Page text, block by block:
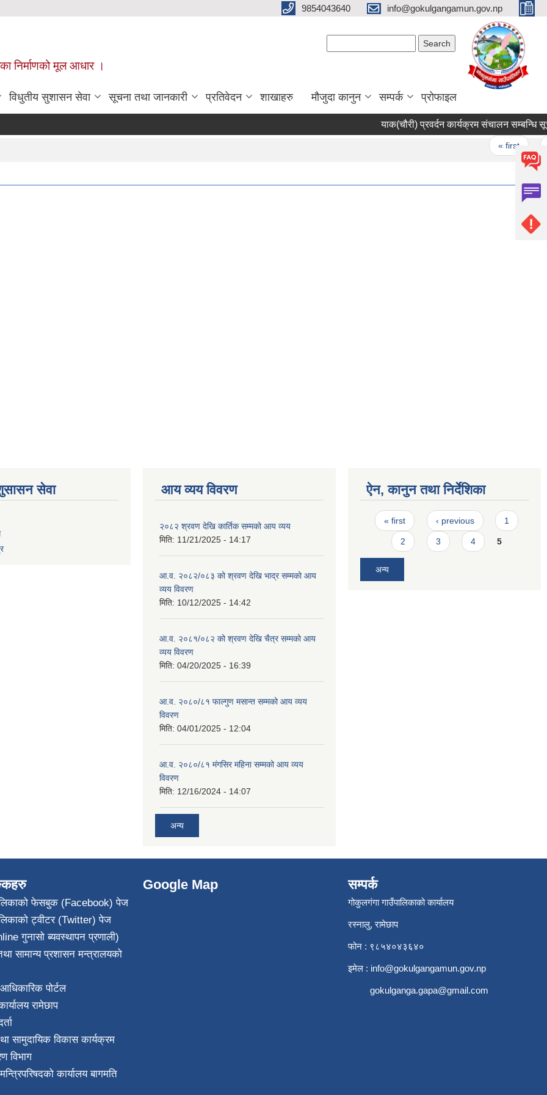
9854043640 info@gokulgangamun.gov.np
निर्माणको मूल आधार ।
विधुतीय सुशासन सेवा सूचना तथा जानकारी प्रतिवेदन शाखाहरु मौजुदा कानुन सम्पर्क प्रोफाइल
याक(चौरी) प्रवर्दन कार्यक्रम संचालन सम्बन्धि
« first
सेवा आय व्यय विवरण
२०८२ श्रवण देखि कार्तिक सम्मको आय व्यय
मिति: 11/21/2025 - 14:17
आ.व. २०८२/०८३ को श्रवण देखि भाद्र सम्मको आय
व्यय विवरण
मिति: 10/12/2025 - 14:42
आ.व. २०८१/०८२ को श्रवण देखि चैत्र सम्मको आय
व्यय विवरण
मिति: 04/20/2025 - 16:39
आ.व. २०८०/८१ फाल्गुण मसान्त सम्मको आय व्यय
विवरण
मिति: 04/01/2025 - 12:04
आ.व. २०८०/८१ मंगसिर महिना सम्मको आय व्यय
विवरण
मिति: 12/16/2024 - 14:07
अन्य
ऐन, कानुन तथा निर्देशिका
Pages
« first ‹ previous 1
2 3 4 5
अन्य
फेसबुक (Facebook) पेज
ट्वीटर (Twitter) पेज
गुनासो ब्यवस्थापन प्रणाली)
सामान्य प्रशासन मन्त्रालयको
पोर्टल
रामेछाप
सामुदायिक विकास कार्यक्रम
विभाग
कार्यालय बागमति
Google Map सम्पर्क
गोकुलगंगा गाउँपालिकाको कार्यालय
रस्नालु, रामेछाप
फोन : ९८५४०४३६४०
इमेल : info@gokulgangamun.gov.np
gokulganga.gapa@gmail.com